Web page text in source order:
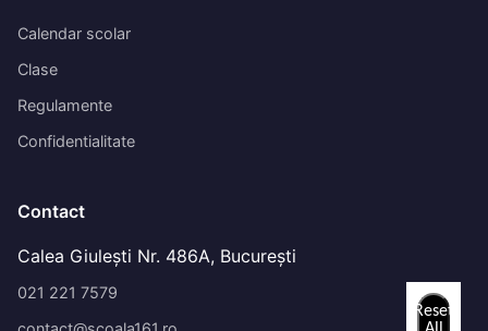
Calendar scolar
Clase
Regulamente
Confidentialitate
Contact
Calea Giulești Nr. 486A, București
021 221 7579
Reset